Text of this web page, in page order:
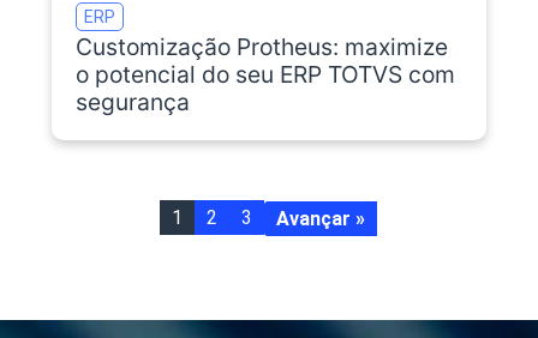
ERP
Customização Protheus: maximize
o potencial do seu ERP TOTVS com
segurança
1 2 3 Avançar »